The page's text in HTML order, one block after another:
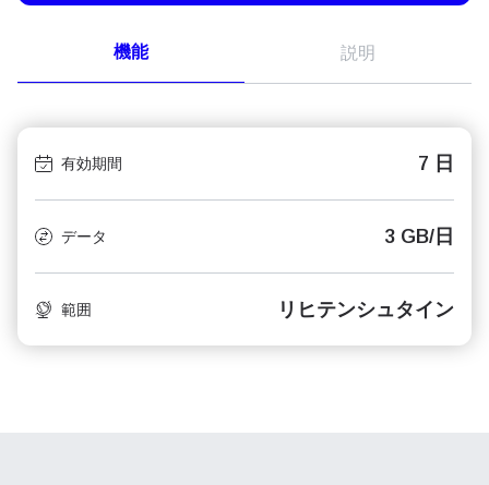
機能 説明
有効期間 7 日
データ 3 GB/日
範囲 リヒテンシュタイン